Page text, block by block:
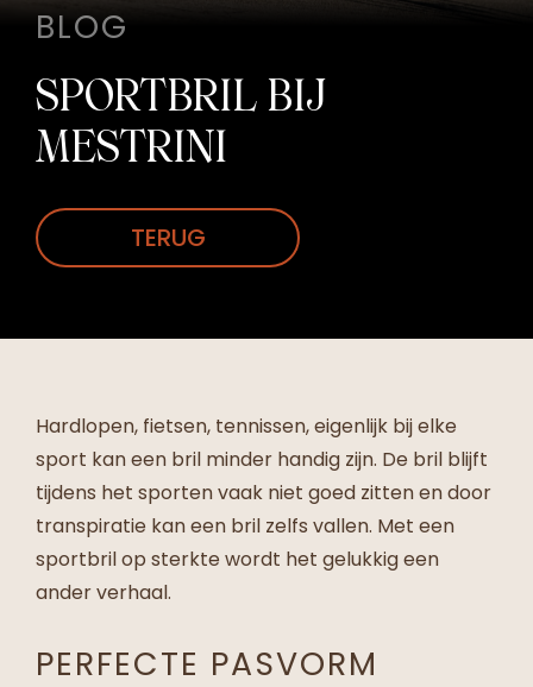
BLOG
SPORTBRIL BIJ
MESTRINI
TERUG
Hardlopen, fietsen, tennissen, eigenlijk bij elke
sport kan een bril minder handig zijn. De bril blijft
tijdens het sporten vaak niet goed zitten en door
transpiratie kan een bril zelfs vallen. Met een
sportbril op sterkte wordt het gelukkig een
ander verhaal.
PERFECTE PASVORM